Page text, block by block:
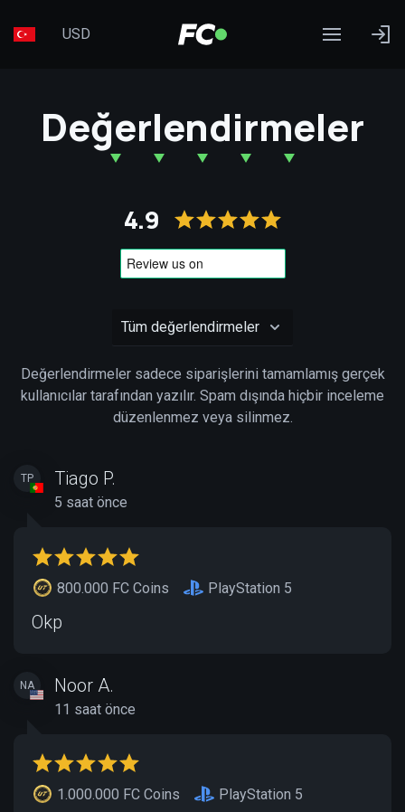
USD
Değerlendirmeler
4.9
Değerlendirmeler sadece siparişlerini tamamlamış gerçek
kullanıcılar tarafından yazılır. Spam dışında hiçbir inceleme
düzenlenmez veya silinmez.
TP Tiago P.
5 saat önce
800.000 FC Coins PlayStation 5
Okp
NA Noor A.
11 saat önce
1.000.000 FC Coins PlayStation 5